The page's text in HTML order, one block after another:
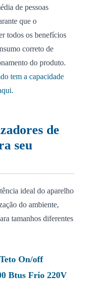
de pessoas
que o
todos os benefícios
correto de
do produto.
tem a capacidade
de
seu
ideal do aparelho
do ambiente,
tamanhos diferentes
On/off
Btus Frio 220V